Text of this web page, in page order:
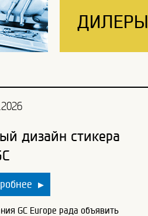
ДИЛЕРЫ
дизайн стикера
▶
GC Europe рада объявить